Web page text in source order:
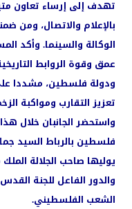
تهدف إلى إرساء تعاون
بالإعلام والاتصال، ومن
الوكالة والسينما. وأكد
عمق وقوة الروابط
ودولة فلسطين، مشددا
تعزيز التقارب ومواكبة
واستحضر الجانبان خلال
فلسطين بالرباط السيد
يوليها صاحب الجلالة
والدور الفاعل للجنة
الشعب الفلسطيني.